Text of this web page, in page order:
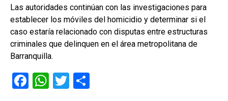
Las autoridades continúan con las investigaciones para
establecer los móviles del homicidio y determinar si el
caso estaría relacionado con disputas entre estructuras
criminales que delinquen en el área metropolitana de
Barranquilla.
F
W T